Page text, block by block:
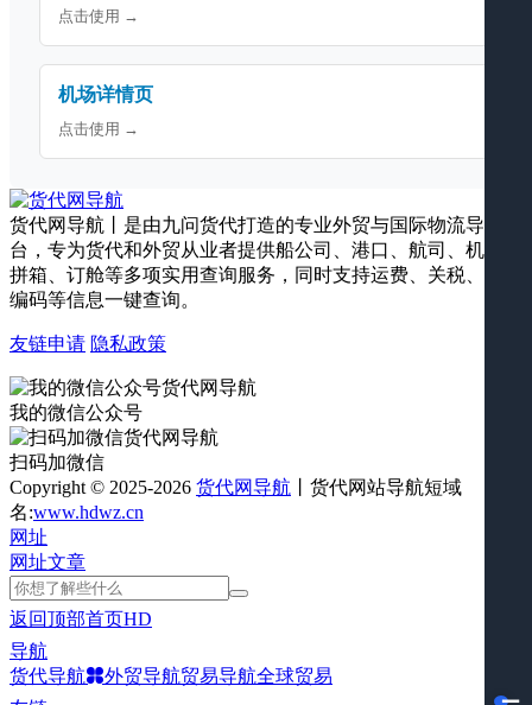
点击使用 →
机场详情页
点击使用 →
货代网导航丨是由九问货代打造的专业外贸与国际物流导航平
台，专为货代和外贸从业者提供船公司、港口、航司、机场、
拼箱、订舱等多项实用查询服务，同时支持运费、关税、海关
编码等信息一键查询。
友链申请 隐私政策
我的微信公众号
扫码加微信
Copyright © 2025-2026 货代网导航 丨货代网站导航短域
名:www.hdwz.cn
网址
网址文章
返回顶部首页HD
导航
货代导航
外贸导航贸易导航全球贸易